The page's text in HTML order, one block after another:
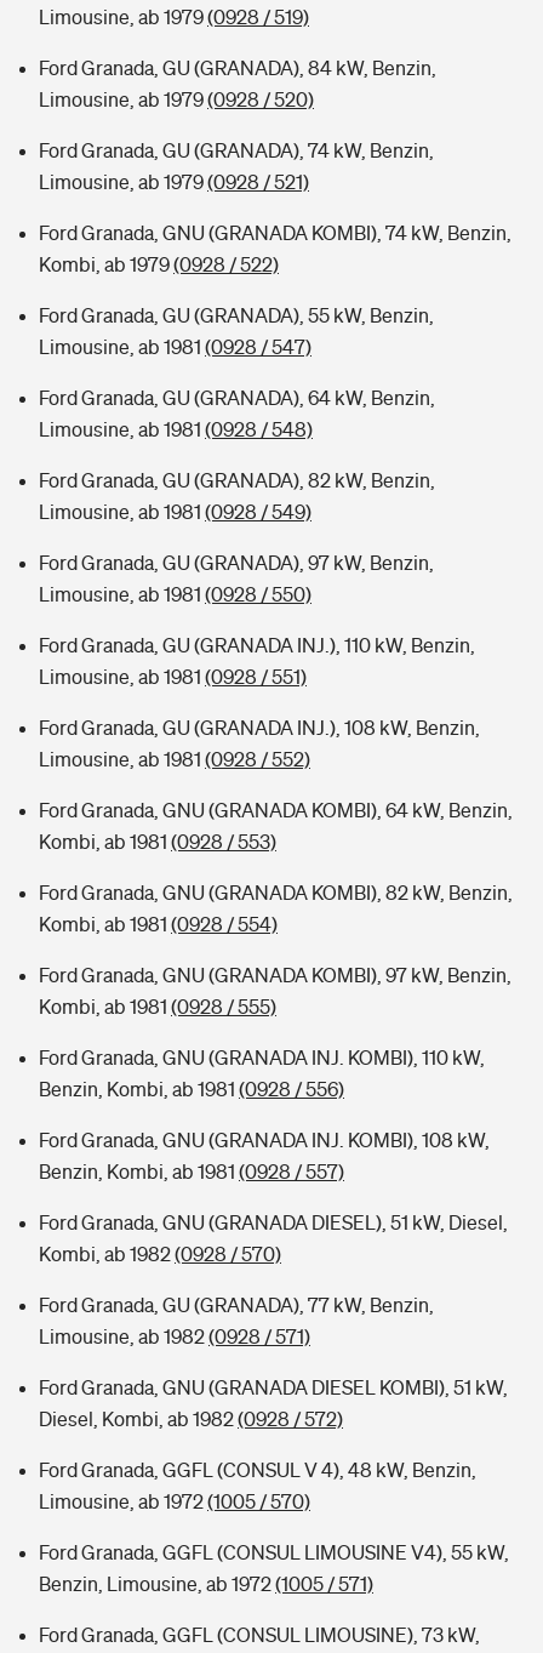
Limousine, ab 1979(0928 / 519)
Ford Granada, GU (GRANADA), 84 kW, Benzin,
Limousine, ab 1979(0928 / 520)
Ford Granada, GU (GRANADA), 74 kW, Benzin,
Limousine, ab 1979(0928 / 521)
Ford Granada, GNU (GRANADA KOMBI), 74 kW, Benzin,
Kombi, ab 1979(0928 / 522)
Ford Granada, GU (GRANADA), 55 kW, Benzin,
Limousine, ab 1981 (0928 / 547)
Ford Granada, GU (GRANADA), 64 kW, Benzin,
Limousine, ab 1981 (0928 / 548)
Ford Granada, GU (GRANADA), 82 kW, Benzin,
Limousine, ab 1981 (0928 / 549)
Ford Granada, GU (GRANADA), 97 kW, Benzin,
Limousine, ab 1981 (0928 / 550)
Ford Granada, GU (GRANADA INJ.), 110 kW, Benzin,
Limousine, ab 1981 (0928 / 551)
Ford Granada, GU (GRANADA INJ.), 108 kW, Benzin,
Limousine, ab 1981 (0928 / 552)
Ford Granada, GNU (GRANADA KOMBI), 64 kW, Benzin,
Kombi, ab 1981 (0928 / 553)
Ford Granada, GNU (GRANADA KOMBI), 82 kW, Benzin,
Kombi, ab 1981 (0928 / 554)
Ford Granada, GNU (GRANADA KOMBI), 97 kW, Benzin,
Kombi, ab 1981 (0928 / 555)
Ford Granada, GNU (GRANADA INJ. KOMBI), 110 kW,
Benzin, Kombi, ab 1981 (0928 / 556)
Ford Granada, GNU (GRANADA INJ. KOMBI), 108 kW,
Benzin, Kombi, ab 1981 (0928 / 557)
Ford Granada, GNU (GRANADA DIESEL), 51 kW, Diesel,
Kombi, ab 1982(0928 / 570)
Ford Granada, GU (GRANADA), 77 kW, Benzin,
Limousine, ab 1982(0928 / 571)
Ford Granada, GNU (GRANADA DIESEL KOMBI), 51 kW,
Diesel, Kombi, ab 1982(0928 / 572)
Ford Granada, GGFL (CONSUL V 4), 48 kW, Benzin,
Limousine, ab 1972(1005 / 570)
Ford Granada, GGFL (CONSUL LIMOUSINE V4), 55 kW,
Benzin, Limousine, ab 1972(1005 / 571)
Ford Granada, GGFL (CONSUL LIMOUSINE), 73 kW,